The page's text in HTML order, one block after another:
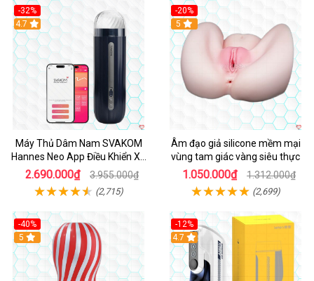
-32%
Hot
4.7
Máy Thủ Dâm Nam SVAKOM
Hannes Neo App Điều Khiển Xa
Cao Cấp
2.690.000₫ 3.955.000₫
(2,715)
-20%
Hot
5
Âm đạo giả silicone mềm mại
vùng tam giác vàng siêu thực
1.050.000₫ 1.312.000₫
(2,699)
-40%
Hot
5
-12%
Hot
4.7